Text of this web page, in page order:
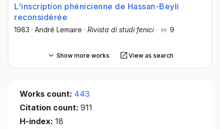
L'inscription phénicienne de Hassan-Beyli
reconsidérée
1983 · André Lemaire · Rivista di studi fenici· 9
Show more works View as search
Works count: 443
Citation count: 911
H-index: 18